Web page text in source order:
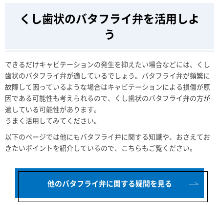
くし歯状のバタフライ弁を活用しよ
う
できるだけキャビテーションの発生を抑えたい場合などには、くし
歯状のバタフライ弁が適しているでしょう。バタフライ弁が頻繁に
故障して困っているような場合はキャビテーションによる損傷が原
因である可能性も考えられるので、くし歯状のバタフライ弁の方が
適している可能性があります。
うまく活用してみてください。
以下のページでは他にもバタフライ弁に関する知識や、おさえてお
きたいポイントを紹介しているので、こちらもご覧ください。
他のバタフライ弁に関する疑問を見る